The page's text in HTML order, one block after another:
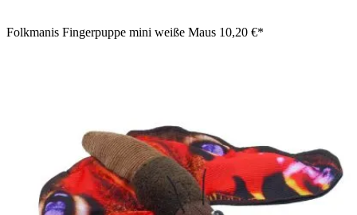
Folkmanis Fingerpuppe mini weiße Maus 10,20 €*